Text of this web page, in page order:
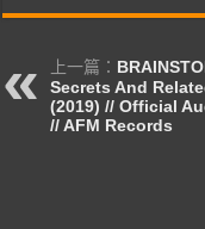
上一篇：
Secrets And
(2019) // Official
// AFM Records